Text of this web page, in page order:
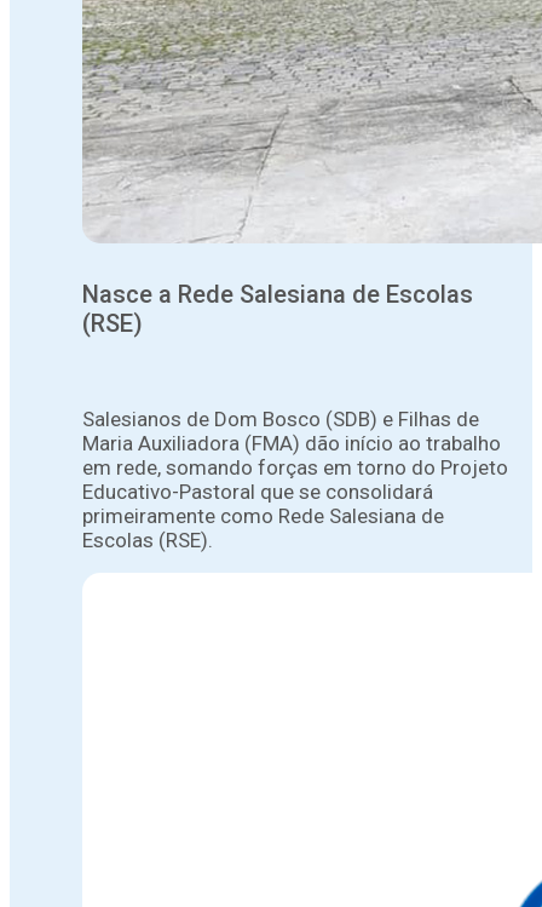
Nasce a Rede Salesiana de Escolas
(RSE)
Salesianos de Dom Bosco (SDB) e Filhas de
Maria Auxiliadora (FMA) dão início ao trabalho
em rede, somando forças em torno do Projeto
Educativo-Pastoral que se consolidará
primeiramente como Rede Salesiana de
Escolas (RSE).